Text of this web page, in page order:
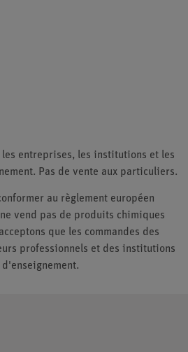
les entreprises, les institutions et les
Pas de vente aux particuliers.
au règlement européen
vend pas de produits chimiques
que les commandes des
professionnels et des institutions